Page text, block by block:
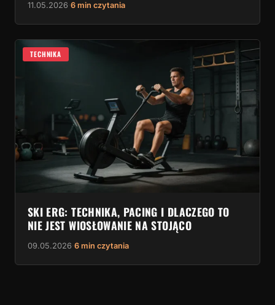
11.05.2026 6 min czytania
TECHNIKA
SKI ERG: TECHNIKA, PACING I DLACZEGO TO
NIE JEST WIOSŁOWANIE NA STOJĄCO
09.05.2026 6 min czytania